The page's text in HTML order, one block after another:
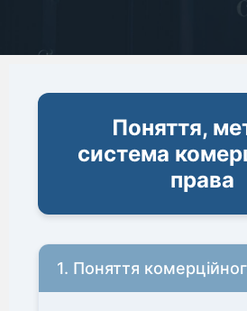
Поняття,
система
права
1. Поняття